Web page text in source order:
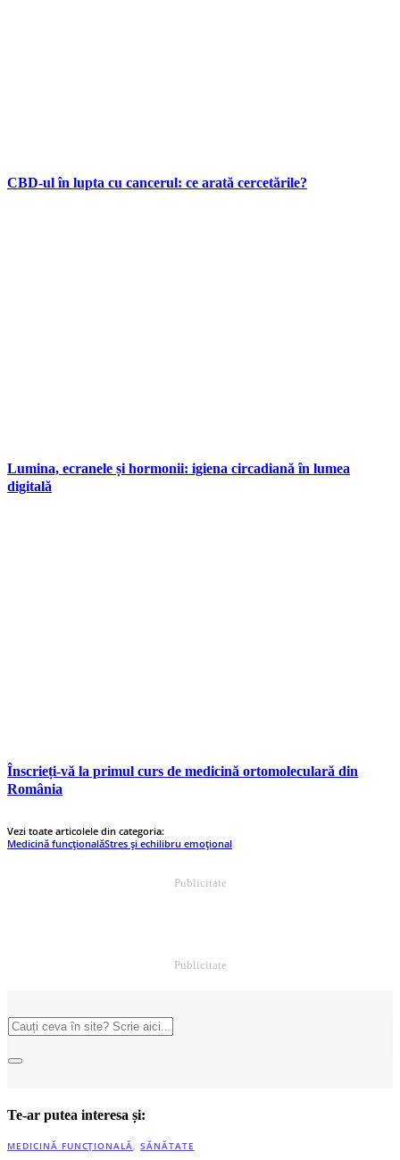
CBD-ul în lupta cu cancerul: ce arată cercetările?
Lumina, ecranele și hormonii: igiena circadiană în lumea
digitală
Înscrieți-vă la primul curs de medicină ortomoleculară din
România
Vezi toate articolele din categoria:
Medicină funcționalăStres și echilibru emoțional
Publicitate
Publicitate
Te-ar putea interesa și:
MEDICINĂ FUNCȚIONALĂ,SĂNĂTATE